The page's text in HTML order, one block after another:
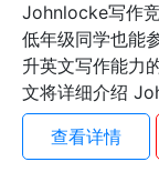
Johnlocke写作
低年级同学也能
升英文写作能力
文将详细介绍
查看详情